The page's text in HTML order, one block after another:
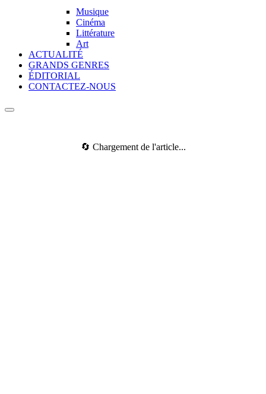
Musique
Cinéma
Littérature
Art
ACTUALITÉ
GRANDS GENRES
ÉDITORIAL
CONTACTEZ-NOUS
🔄 Chargement de l'article...